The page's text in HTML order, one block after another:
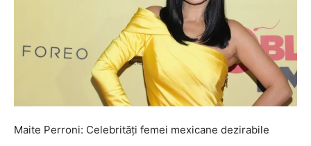
Maite Perroni: Celebrități femei mexicane dezirabile